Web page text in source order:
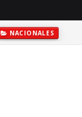
NACIONALES
PÚBLICO EN N.Y.